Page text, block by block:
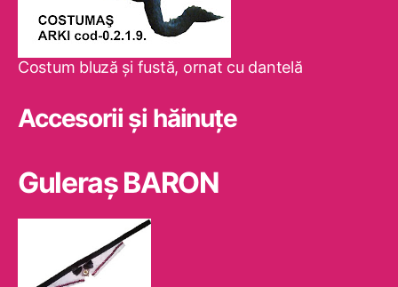
Costum bluză şi fustă, ornat cu dantelă
Accesorii și hăinuțe
Guleraş BARON